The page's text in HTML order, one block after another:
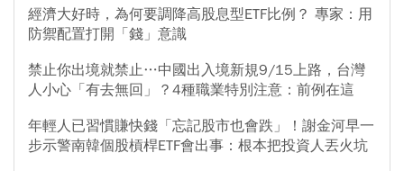
周一盤中最低價186.5元計算，距離目標價還有5成甜頭；至於旺
宏，以盤中最低價144元計算，同樣也有5成甜頭。
經濟大好時，為何要調降高股息型ETF比例？ 專家：用
防禦配置打開「錢」意識
禁止你出境就禁止…中國出入境新規9/15上路，台灣
人小心「有去無回」？4種職業特別注意：前例在這
年輕人已習慣賺快錢「忘記股市也會跌」！謝金河早一
步示警南韓個股槓桿ETF會出事：根本把投資人丟火坑